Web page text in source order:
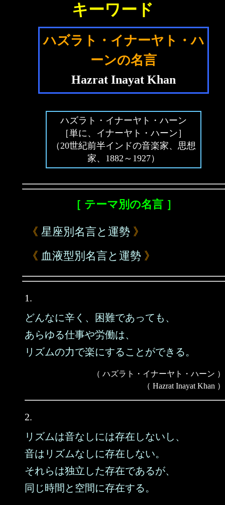
キーワード
ハズラト・イナーヤト・ハ
ーンの名言
Hazrat Inayat Khan
ハズラト・イナーヤト・ハーン
［単に、イナーヤト・ハーン］
（20世紀前半インドの音楽家、思想
家、1882～1927）
［ テーマ別の名言 ］
《 星座別名言と運勢 》
《 血液型別名言と運勢 》
1.
どんなに辛く、困難であっても、
あらゆる仕事や労働は、
リズムの力で楽にすることができる。
（ ハズラト・イナーヤト・ハーン ）
（ Hazrat Inayat Khan ）
2.
リズムは音なしには存在しないし、
音はリズムなしに存在しない。
それらは独立した存在であるが、
同じ時間と空間に存在する。